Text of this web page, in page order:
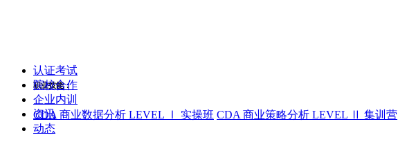
职业技能：
CDA 商业数据分析 LEVEL Ⅰ 实操班 CDA 商业策略分析 LEVEL Ⅱ 集训营
认证考试
院校合作
企业内训
资讯
动态